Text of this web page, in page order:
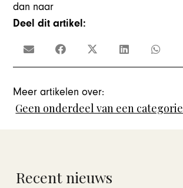
dan naar
Deel dit artikel:
Meer artikelen over:
Geen onderdeel van een categorie
Recent nieuws